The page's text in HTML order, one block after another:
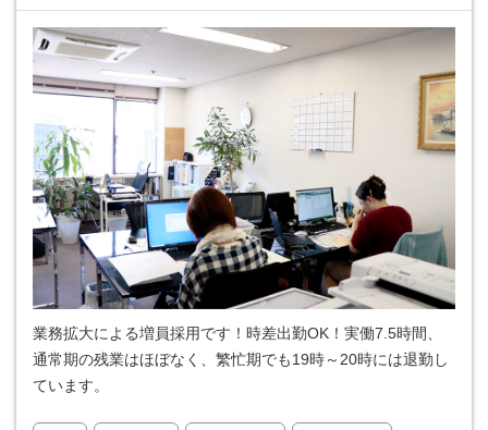
業務拡大による増員採用です！時差出勤OK！実働7.5時間、
通常期の残業はほぼなく、繁忙期でも19時～20時には退勤し
ています。